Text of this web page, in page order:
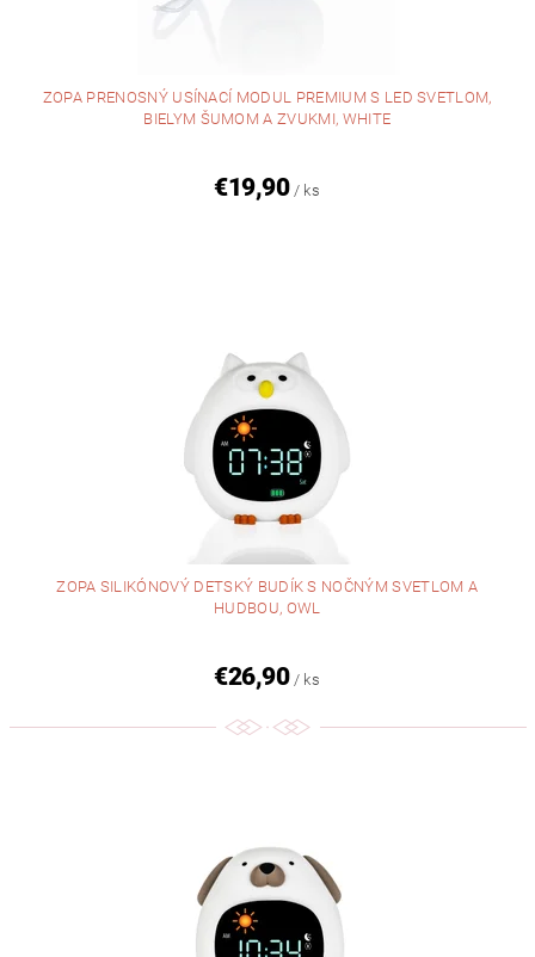
ZOPA PRENOSNÝ USÍNACÍ MODUL PREMIUM S LED SVETLOM,
BIELYM ŠUMOM A ZVUKMI, WHITE
€19,90 / ks
ZOPA SILIKÓNOVÝ DETSKÝ BUDÍK S NOČNÝM SVETLOM A
HUDBOU, OWL
€26,90 / ks